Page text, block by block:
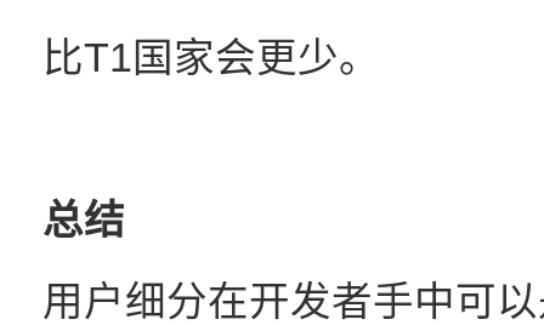
比T1国家会更少。
总结
用户细分在开发者手中可